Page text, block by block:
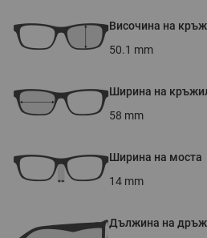
Височина на
50.1 mm
Ширина на
58 mm
Ширина на моста
14 mm
Дължина на